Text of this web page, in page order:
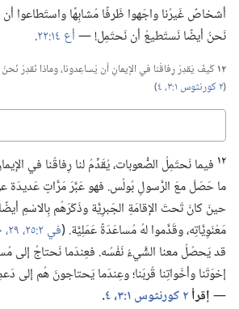
أشخاصٌ غَيرُنا واجَهوا ظَرفًا مُشابِهًا واستَطاعوا أن
نَحنُ أيضًا نَستَطيعُ أن نَحتَمِل!‏ —‏أع ١٤:‏٢٢ ‏.‏
١٢كَيفَ يَقدِرُ رِفاقُنا في الإيمانِ أن يُساعِدونا،‏ وماذا نَقدِرُ
(‏٢ كورنثوس ١:‏٣،‏ ٤ ‏)‏
١٢ فيما نَحتَمِلُ الصُّعوبات،‏ يُقَدِّمُ لنا رِفاقُنا في
ما حَصَلَ معَ الرَّسولِ بُولُس.‏ فهو عَبَّرَ مَرَّاتٍ عَديدَة
حينَ كانَ تَحتَ الإقامَةِ الجَبرِيَّة وذَكَرَهُم بِالاسْمِ
مَعْنَوِيَّاتِه،‏ وقَدَّموا لهُ مُساعَدَةً عَمَلِيَّة.‏ (‏في ٢:‏٢٥،‏
قد يَحصُلُ معنا الشَّيءُ نَفْسُه.‏ فعِندَما نَحتاجُ إلى
إخوَتَنا وأخَواتِنا قُربَنا؛‏ وعِندَما يَحتاجونَ هُم إلى
—‏إقرأ٢ كورنثوس ١:‏٣،‏ ٤ ‏.‏